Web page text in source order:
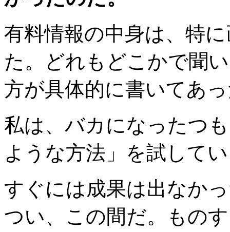
有料情報の中身は、特
た。どれもどこかで聞
方が具体的に書いてあ
私は、バカになったつ
ような方法」を試して
すぐには成果は出なか
つい、この間だ。もの